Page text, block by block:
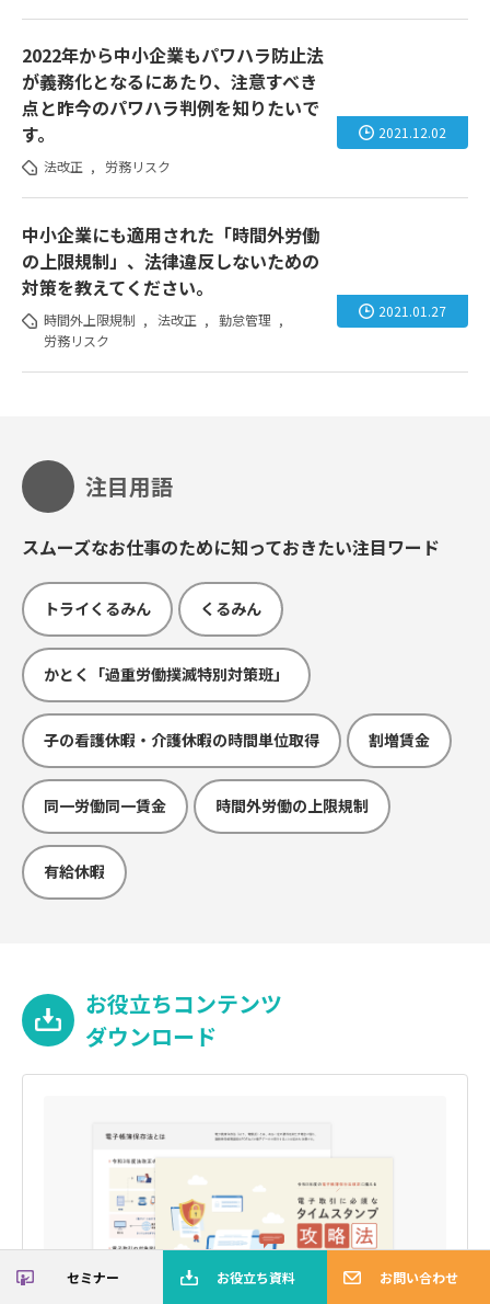
セミナー お役立ち資料 お問い合わせ
2021.12.02
2022年から中小企業もパワハラ防止法
が義務化となるにあたり、注意すべき
点と昨今のパワハラ判例を知りたいで
す。
法改正 , 労務リスク
2021.01.27
中小企業にも適用された「時間外労働
の上限規制」、法律違反しないための
対策を教えてください。
時間外上限規制 , 法改正 , 勤怠管理 ,
労務リスク
注目用語
スムーズなお仕事のために知っておきたい注目ワード
トライくるみん くるみん
かとく「過重労働撲滅特別対策班」
子の看護休暇・介護休暇の時間単位取得 割増賃金
同一労働同一賃金 時間外労働の上限規制
有給休暇
お役立ちコンテンツ
ダウンロード